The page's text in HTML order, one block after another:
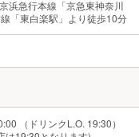
浜急行本線「京急東神奈川
「東白楽駅」より徒歩10分
（ドリンクL.O. 19:30）